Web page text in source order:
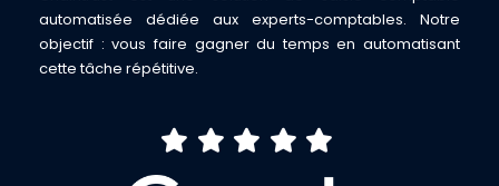
automatisée dédiée aux experts-comptables. Notre
objectif : vous faire gagner du temps en automatisant
cette tâche répétitive.